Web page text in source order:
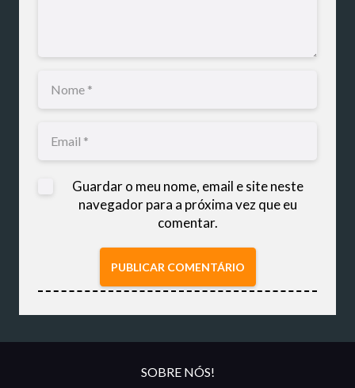
Guardar o meu nome, email e site neste
navegador para a próxima vez que eu
comentar.
PUBLICAR COMENTÁRIO
SOBRE NÓS!